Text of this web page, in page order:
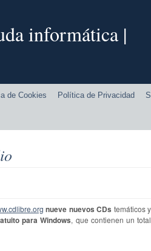
informática |
de Cookies Política de Privacidad
nueve nuevos CDs temáticos y
para Windows, que contienen un total